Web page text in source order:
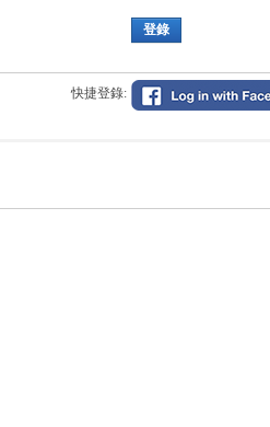
登錄
快捷登錄: